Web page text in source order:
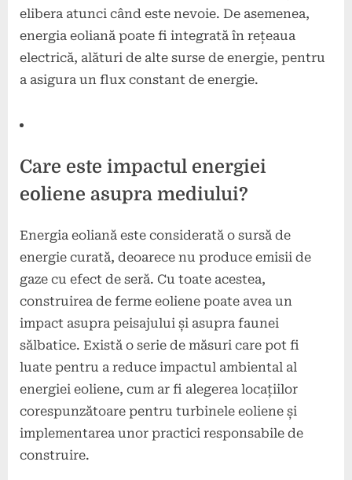
elibera atunci când este nevoie. De asemenea,
energia eoliană poate fi integrată în rețeaua
electrică, alături de alte surse de energie, pentru
a asigura un flux constant de energie.
Care este impactul energiei
eoliene asupra mediului?
Energia eoliană este considerată o sursă de
energie curată, deoarece nu produce emisii de
gaze cu efect de seră. Cu toate acestea,
construirea de ferme eoliene poate avea un
impact asupra peisajului și asupra faunei
sălbatice. Există o serie de măsuri care pot fi
luate pentru a reduce impactul ambiental al
energiei eoliene, cum ar fi alegerea locațiilor
corespunzătoare pentru turbinele eoliene și
implementarea unor practici responsabile de
construire.